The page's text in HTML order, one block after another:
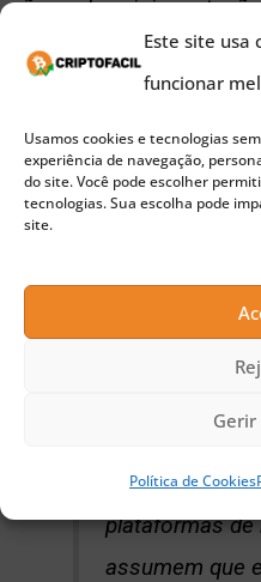
Este site usa
funcionar
Usamos cookies e tecnologias
experiência de navegação,
do site. Você pode escolher
tecnologias. Sua escolha pode
site.
Gerir
Política de Cookies
não pode exigir
seguras e outras
podem contar nos
Clayton solicitou a
integrado entre os
consumidor em
criptomoedas não
“Eu acredito
tradicionais
plataformas de
assumem que